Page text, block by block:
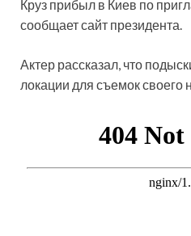
Круз прибыл в Киев по
сообщает сайт президента.
Актер рассказал, что
локации для съемок своего